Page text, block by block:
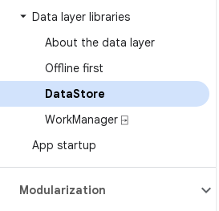
Data layer libraries
About the data layer
Offline first
DataStore
WorkManager ⍈
App startup
Modularization